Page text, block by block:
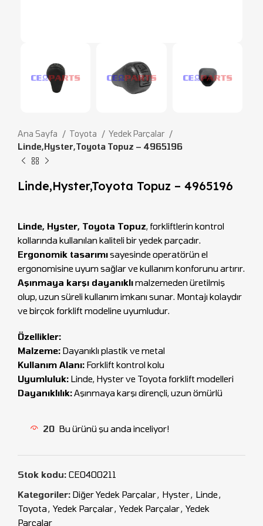
Ana Sayfa Toyota
Yedek Parçalar
Linde,Hyster,Toyota Topuz – 4965196
Linde,Hyster,Toyota Topuz – 4965196
Linde, Hyster, Toyota Topuz, forkliftlerin kontrol
kollarında kullanılan kaliteli bir yedek parçadır.
Ergonomik tasarımısayesinde operatörün el
ergonomisine uyum sağlar ve kullanım konforunu artırır.
Aşınmaya karşı dayanıklımalzemeden üretilmiş
olup, uzun süreli kullanım imkanı sunar. Montajı kolaydır
ve birçok forklift modeline uyumludur.
Özellikler:
Malzeme: Dayanıklı plastik ve metal
Kullanım Alanı: Forklift kontrol kolu
Uyumluluk: Linde, Hyster ve Toyota forklift modelleri
Dayanıklılık:Aşınmaya karşı dirençli, uzun ömürlü
20 Bu ürünü şu anda inceliyor!
Stok kodu: CEO400211
Kategoriler: Diğer Yedek Parçalar, Hyster, Linde,
Toyota, Yedek Parçalar, Yedek Parçalar, Yedek
Parçalar